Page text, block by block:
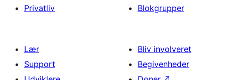
Privatliv
Blokgrupper
Lær
Support
Bliv involveret
Begivenheder